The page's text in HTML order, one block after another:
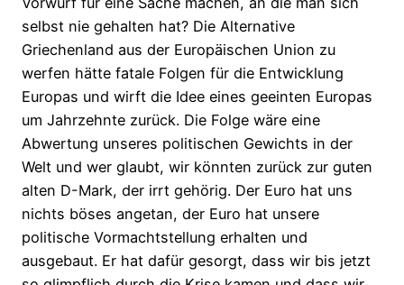
selbst nie gehalten hat? Die Alternative
Griechenland aus der Europäischen Union zu
werfen hätte fatale Folgen für die Entwicklung
Europas und wirft die Idee eines geeinten Europas
um Jahrzehnte zurück. Die Folge wäre eine
Abwertung unseres politischen Gewichts in der
Welt und wer glaubt, wir könnten zurück zur guten
alten D-Mark, der irrt gehörig. Der Euro hat uns
nichts böses angetan, der Euro hat unsere
politische Vormachtstellung erhalten und
ausgebaut. Er hat dafür gesorgt, dass wir bis jetzt